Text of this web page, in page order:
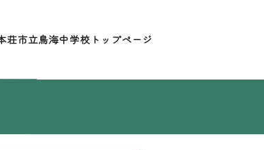
荘市立鳥海中学校トップページ